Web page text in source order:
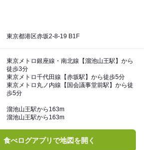
東京都港区赤坂2-8-19 B1F
東京メトロ銀座線・南北線【溜池山王駅】から
徒歩3分
東京メトロ千代田線【赤坂駅】から徒歩5分
東京メトロ丸ノ内線【国会議事堂前駅】から徒
歩5分
溜池山王駅から163m
溜池山王駅から163m
食べログアプリで地図を開く